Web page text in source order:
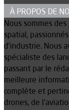
À PROPOS DE
Nous sommes
spatial,
d’industrie. Nous
spécialiste des
passant par le
meilleure
complète et
drones, de